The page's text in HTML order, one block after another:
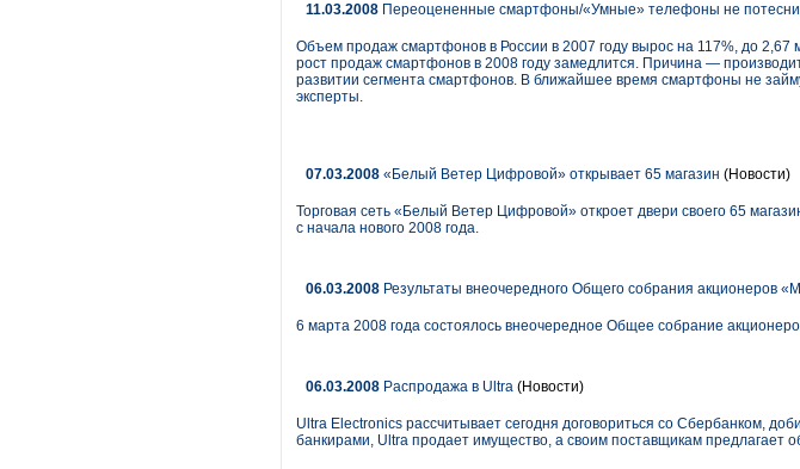
11.03.2008 Переоцененные смартфоны/«Умные» телефоны не
Объем продаж смартфонов в России в 2007 году вырос на 117%, до
рост продаж смарт­фонов в 2008 году замедлится. Причина —
развитии сегмента смартфонов. В ближайшее время смартфоны не
эксперты.
07.03.2008 «Белый Ветер Цифровой» открывает 65 магазин (Новости)
Торговая сеть «Белый Ветер Цифровой» откроет двери своего 65
с начала нового 2008 года.
06.03.2008 Результаты внеочередного Общего собрания акционеров
6 марта 2008 года состоялось внеочередное Общее собрание
06.03.2008 Распродажа в Ultra (Новости)
Ultra Electronics рассчитывает сегодня договориться со Сбербанком,
банкирами, Ultra продает имущество, а своим поставщикам предлагает